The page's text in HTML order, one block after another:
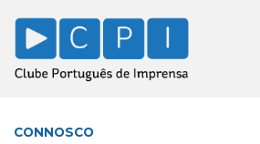
CONNOSCO